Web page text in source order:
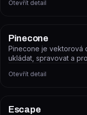
Otevřít detail
Pinecone
Pinecone je vektorová
ukládat, spravovat a
Otevřít detail
Escape